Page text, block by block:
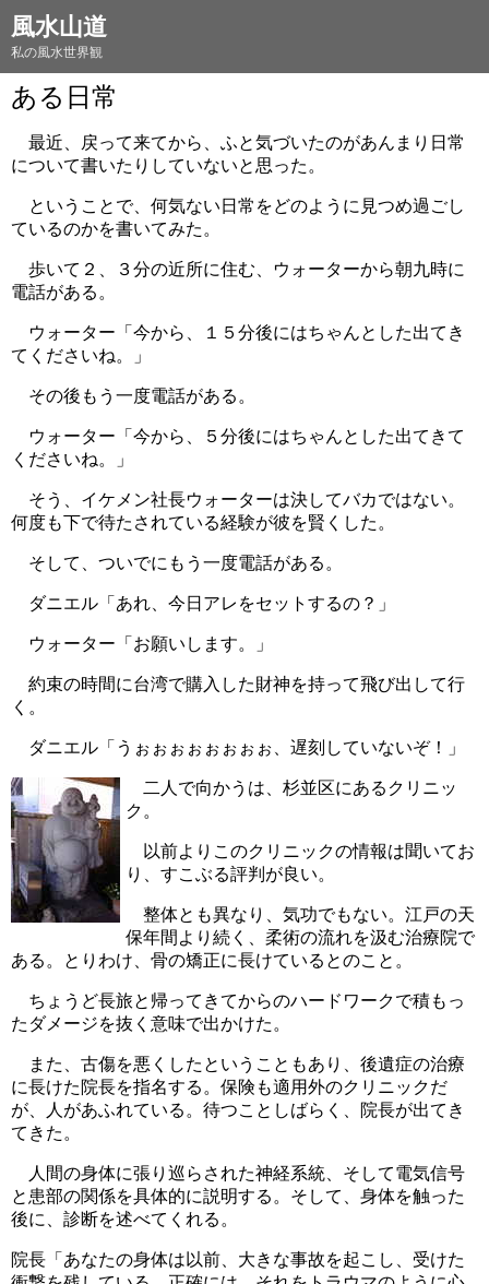
風水山道
私の風水世界観
ある日常
最近、戻って来てから、ふと気づいたのがあんまり日常
について書いたりしていないと思った。
ということで、何気ない日常をどのように見つめ過ごし
ているのかを書いてみた。
歩いて２、３分の近所に住む、ウォーターから朝九時に
電話がある。
ウォーター「今から、１５分後にはちゃんとした出てき
てくださいね。」
その後もう一度電話がある。
ウォーター「今から、５分後にはちゃんとした出てきて
くださいね。」
そう、イケメン社長ウォーターは決してバカではない。
何度も下で待たされている経験が彼を賢くした。
そして、ついでにもう一度電話がある。
ダニエル「あれ、今日アレをセットするの？」
ウォーター「お願いします。」
約束の時間に台湾で購入した財神を持って飛び出して行
く。
ダニエル「うぉぉぉぉぉぉぉぉ、遅刻していないぞ！」
二人で向かうは、杉並区にあるクリニッ
ク。
以前よりこのクリニックの情報は聞いてお
り、すこぶる評判が良い。
整体とも異なり、気功でもない。江戸の天
保年間より続く、柔術の流れを汲む治療院で
ある。とりわけ、骨の矯正に長けているとのこと。
ちょうど長旅と帰ってきてからのハードワークで積もっ
たダメージを抜く意味で出かけた。
また、古傷を悪くしたということもあり、後遺症の治療
に長けた院長を指名する。保険も適用外のクリニックだ
が、人があふれている。待つことしばらく、院長が出てき
てきた。
人間の身体に張り巡らされた神経系統、そして電気信号
と患部の関係を具体的に説明する。そして、身体を触った
後に、診断を述べてくれる。
院長「あなたの身体は以前、大きな事故を起こし、受けた